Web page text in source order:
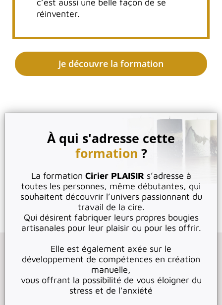
réinventer.
Je découvre la formation
À qui s'adresse cette
formation ?
La formation Cirier PLAISIR s’adresse à
toutes les personnes, même débutantes, qui
souhaitent découvrir l’univers passionnant du
travail de la cire.
Qui désirent fabriquer leurs propres bougies
artisanales pour leur plaisir ou pour les offrir.
Elle est également axée sur le
développement de compétences en création
manuelle,
vous offrant la possibilité de vous éloigner du
stress et de l'anxiété